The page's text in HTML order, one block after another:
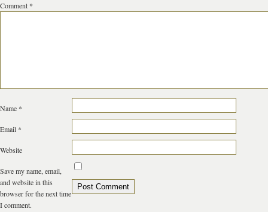
Comment *
Name *
Email *
Website
Save my name, email,
and website in this
browser for the next time
I comment.